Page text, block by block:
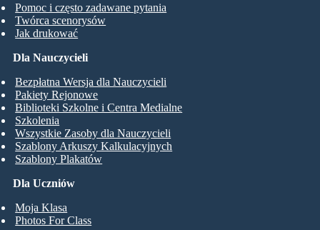
Pomoc i często zadawane pytania
Twórca scenorysów
Jak drukować
Dla Uczniów
Moja Klasa
Photos For Class
Dla Nauczycieli
Bezpłatna Wersja dla Nauczycieli
Pakiety Rejonowe
Biblioteki Szkolne i Centra Medialne
Szkolenia
Wszystkie Zasoby dla Nauczycieli
Szablony Arkuszy Kalkulacyjnych
Szablony Plakatów